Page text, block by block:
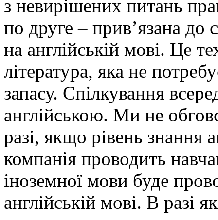
з невирішених питань
по друге – прив’язана до
на англійській мові. Це
література, яка не
запасу. Спілкування
англійською. Ми не
разі, якщо рівень знання
компанія проводить
іноземної мови буде
англійській мові. В разі